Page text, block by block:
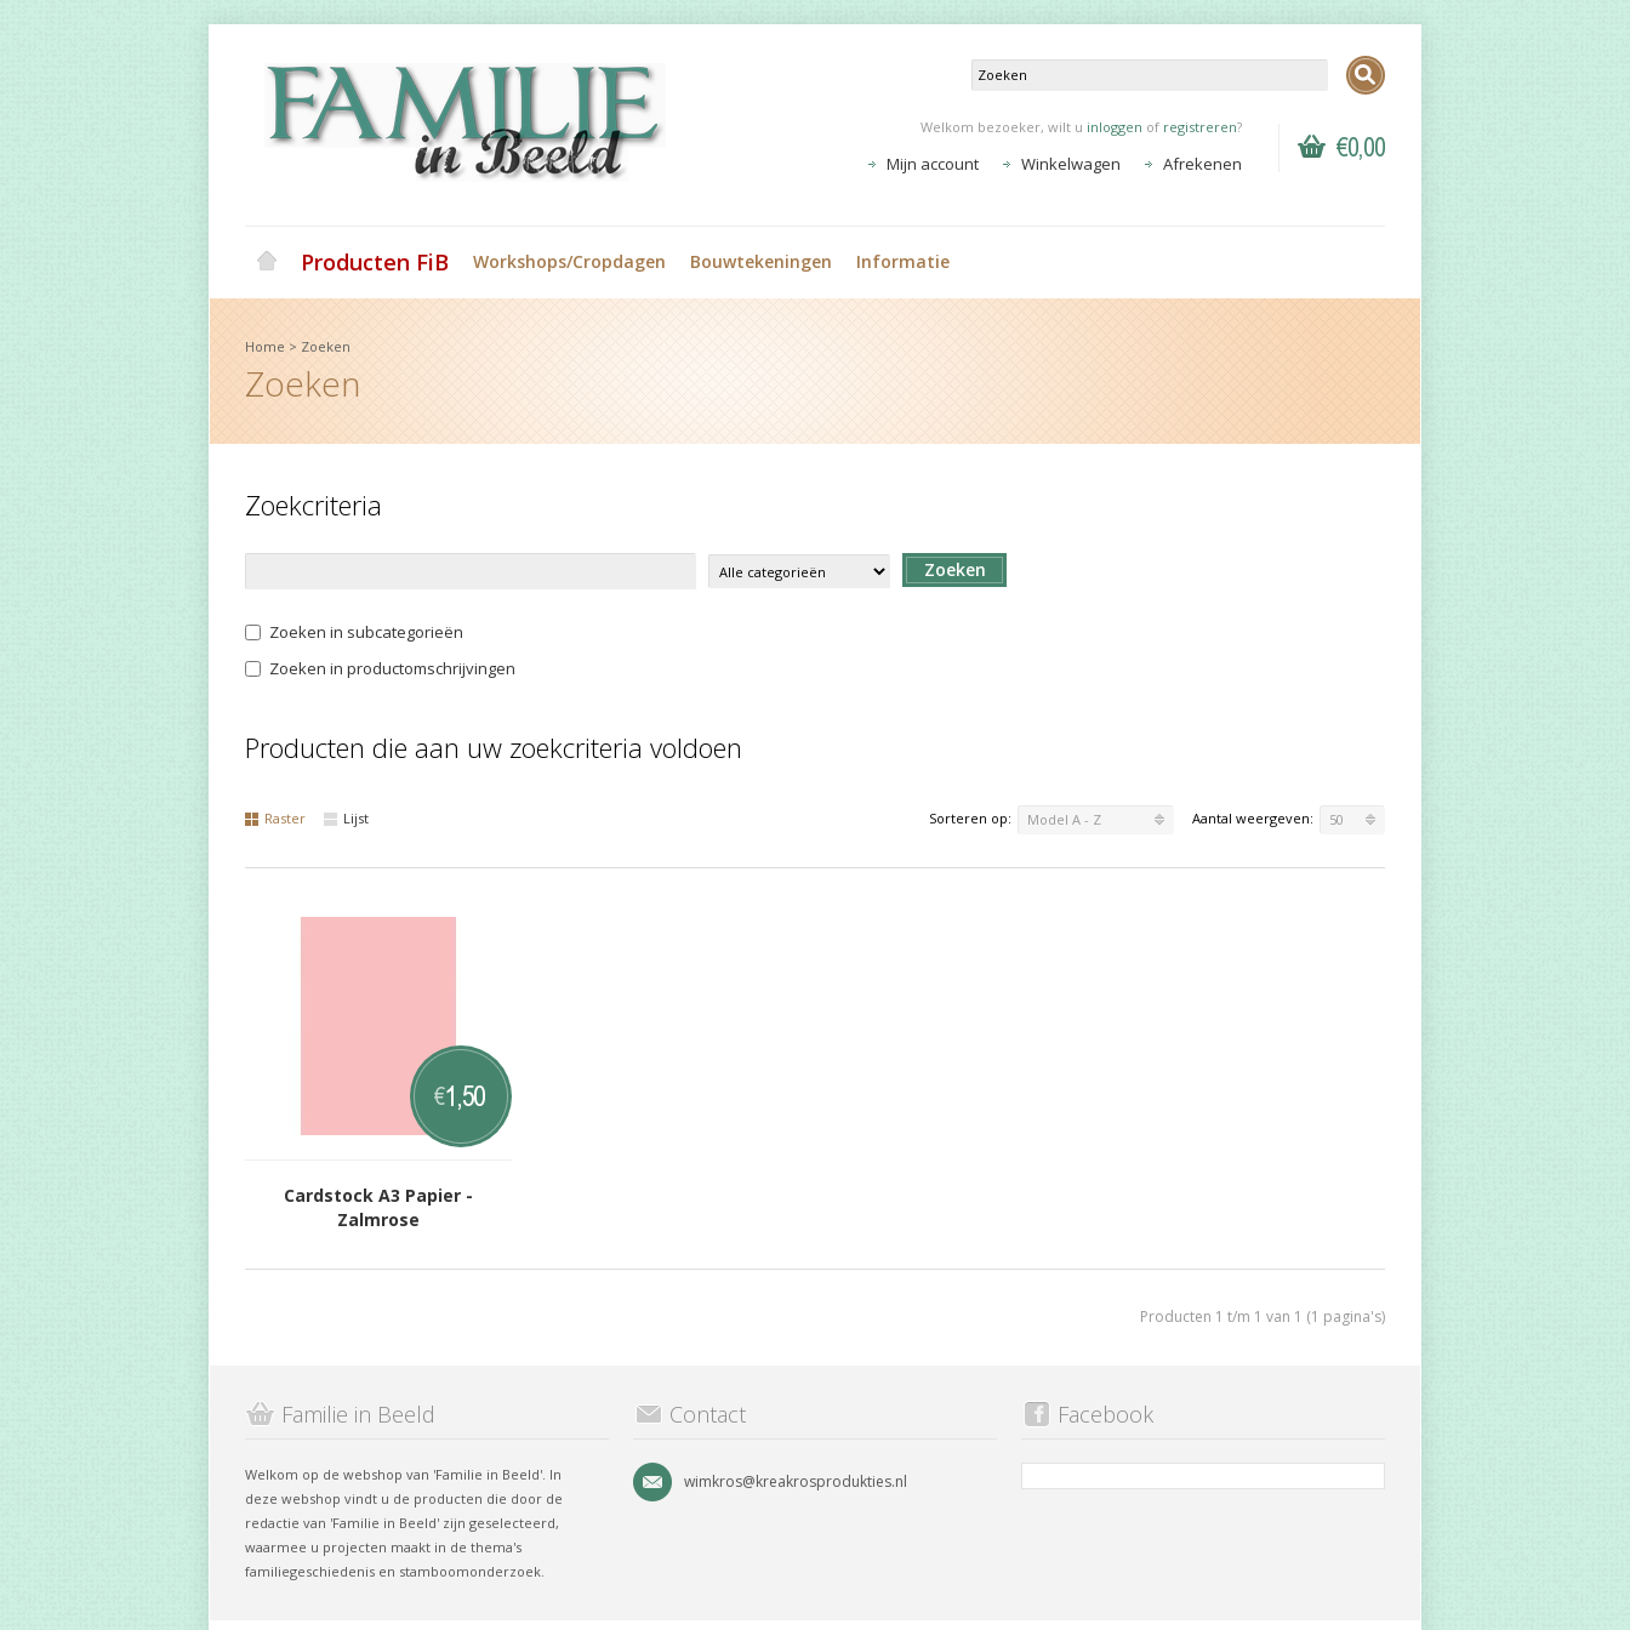
€0,00
Welkom bezoeker, wilt u inloggen of registreren?
Mijn account Winkelwagen Afrekenen
Producten FiB Workshops/Cropdagen Bouwtekeningen Informatie
Home > Zoeken
Zoeken
Zoekcriteria
Zoeken
Zoeken in subcategorieën
Zoeken in productomschrijvingen
Producten die aan uw zoekcriteria voldoen
Sorteren op: Model A - Z Aantal weergeven: 50
Raster Lijst
Cardstock A3 Papier -
Zalmrose
€1,50
Producten 1 t/m 1 van 1 (1 pagina's)
Familie in Beeld
Welkom op de webshop van 'Familie in Beeld'. In
deze webshop vindt u de producten die door de
redactie van 'Familie in Beeld' zijn geselecteerd,
waarmee u projecten maakt in de thema's
familiegeschiedenis en stamboomonderzoek.
Contact
wimkros@kreakrosprodukties.nl
Facebook